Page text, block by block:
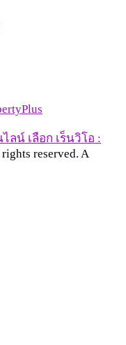
ลน์ เลือก เร็นวิโอ :
reserved. A